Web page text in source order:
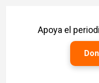
Apoya el